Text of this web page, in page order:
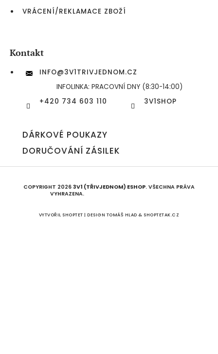
VRÁCENÍ/REKLAMACE ZBOŽÍ
Kontakt
INFO@3V1TRIVJEDNOM.CZ
INFOLINKA: PRACOVNÍ DNY (8:30-14:00)
+420 734 603 110
3V1SHOP
DÁRKOVÉ POUKAZY
DORUČOVÁNÍ ZÁSILEK
COPYRIGHT 2026 3V1 (TŘIVJEDNOM) ESHOP. VŠECHNA PRÁVA
VYHRAZENA.
VYTVOŘIL SHOPTET | DESIGN TOMÁŠ HLAD & SHOPTETAK.CZ